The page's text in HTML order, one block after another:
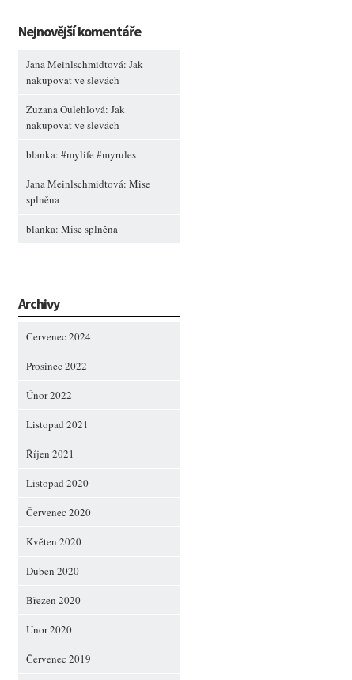
Nejnovější komentáře
Jana Meinlschmidtová: Jak
nakupovat ve slevách
Zuzana Oulehlová: Jak
nakupovat ve slevách
blanka: #mylife #myrules
Jana Meinlschmidtová: Mise
splněna
blanka: Mise splněna
Archivy
Červenec 2024
Prosinec 2022
Únor 2022
Listopad 2021
Říjen 2021
Listopad 2020
Červenec 2020
Květen 2020
Duben 2020
Březen 2020
Únor 2020
Červenec 2019